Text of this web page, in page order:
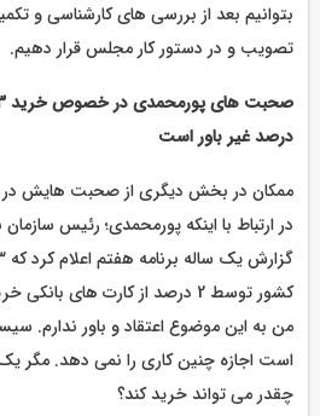
بتوانیم بعد از بررسی های کارشناسی و
تصویب و در دستور کار مجلس قرار دهیم.
درصد غیر باور است
ممکان در بخش دیگری از صحبت هایش در
در ارتباط با اینکه پورمحمدی؛ رئیس سازمان
کشور توسط 2 درصد از کارت های
من به این موضوع اعتقاد و باور ندارم.
است اجازه چنین کاری را نمی دهد. مگر یک
چقدر می تواند خرید کند؟